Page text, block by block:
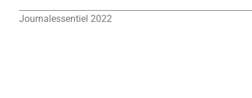
Journalessentiel 2022